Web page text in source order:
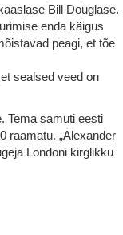
Bill Douglase.
enda käigus
peagi, et tõe
sealsed veed on
Tema samuti eesti
raamatu. „Alexander
Londoni kirglikku